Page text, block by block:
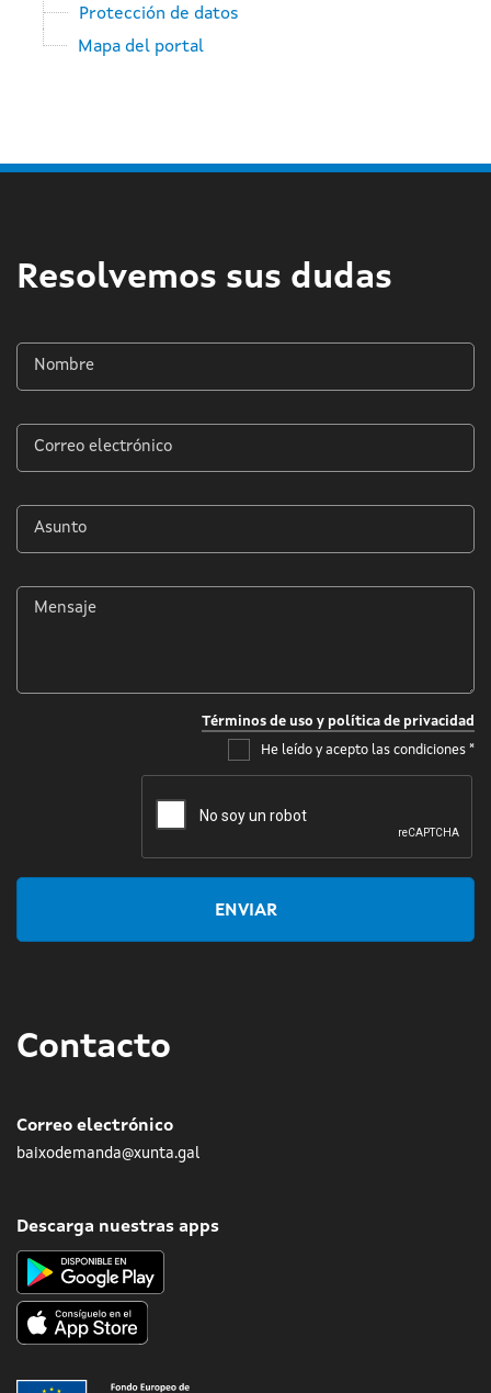
Protección de datos
Mapa del portal
Resolvemos sus dudas
Nombre
*
Correo
electrónico
*
Asunto
*
Mensaje
Términos de uso y política de privacidad
He leído y acepto las condiciones *
ENVIAR
Contacto
Correo electrónico
baixodemanda@xunta.gal
Descarga nuestras apps